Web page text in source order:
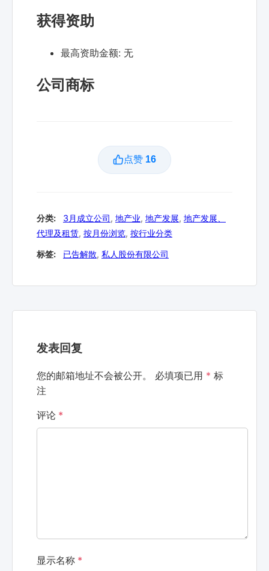
获得资助
最高资助金额: 无
公司商标
点赞 16
分类: 3月成立公司, 地产业, 地产发展, 地产发展、
代理及租赁, 按月份浏览, 按行业分类
标签: 已告解散, 私人股份有限公司
发表回复
您的邮箱地址不会被公开。 必填项已用 * 标
注
评论 *
显示名称 *